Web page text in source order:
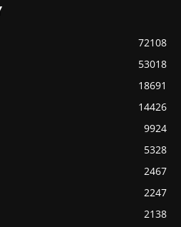
72108
53018
18691
14426
9924
5328
2467
2247
2138